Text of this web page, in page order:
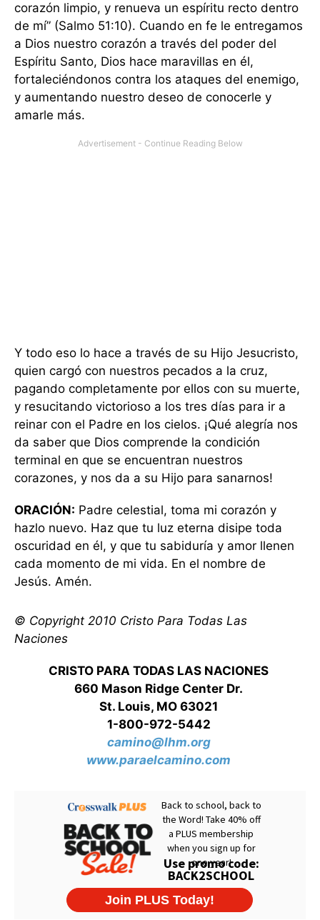
corazón limpio, y renueva un espíritu recto dentro
de mí” (Salmo 51:10). Cuando en fe le entregamos
a Dios nuestro corazón a través del poder del
Espíritu Santo, Dios hace maravillas en él,
fortaleciéndonos contra los ataques del enemigo,
y aumentando nuestro deseo de conocerle y
amarle más.
Y todo eso lo hace a través de su Hijo Jesucristo,
quien cargó con nuestros pecados a la cruz,
pagando completamente por ellos con su muerte,
y resucitando victorioso a los tres días para ir a
reinar con el Padre en los cielos. ¡Qué alegría nos
da saber que Dios comprende la condición
terminal en que se encuentran nuestros
corazones, y nos da a su Hijo para sanarnos!
ORACIÓN: Padre celestial, toma mi corazón y
hazlo nuevo. Haz que tu luz eterna disipe toda
oscuridad en él, y que tu sabiduría y amor llenen
cada momento de mi vida. En el nombre de
Jesús. Amén.
© Copyright 2010 Cristo Para Todas Las
Naciones
CRISTO PARA TODAS LAS NACIONES
660 Mason Ridge Center Dr.
St. Louis, MO 63021
1-800-972-5442
camino@lhm.org
www.paraelcamino.com